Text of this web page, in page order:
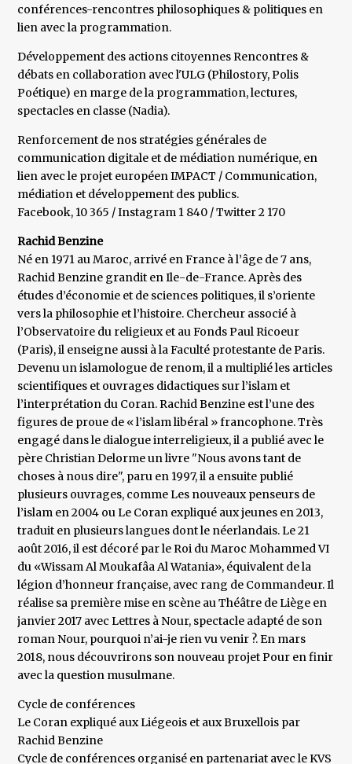
conférences-rencontres philosophiques & politiques en
lien avec la programmation.
Développement des actions citoyennes Rencontres &
débats en collaboration avec l'ULG (Philostory, Polis
Poétique) en marge de la programmation, lectures,
spectacles en classe (Nadia).
Renforcement de nos stratégies générales de
communication digitale et de médiation numérique, en
lien avec le projet européen IMPACT / Communication,
médiation et développement des publics.
Facebook, 10 365 / Instagram 1 840 / Twitter 2 170
Rachid Benzine
Né en 1971 au Maroc, arrivé en France à l’âge de 7 ans,
Rachid Benzine grandit en Ile-de-France. Après des
études d’économie et de sciences politiques, il s’oriente
vers la philosophie et l’histoire. Chercheur associé à
l’Observatoire du religieux et au Fonds Paul Ricoeur
(Paris), il enseigne aussi à la Faculté protestante de Paris.
Devenu un islamologue de renom, il a multiplié les articles
scientifiques et ouvrages didactiques sur l’islam et
l’interprétation du Coran. Rachid Benzine est l’une des
figures de proue de « l’islam libéral » francophone. Très
engagé dans le dialogue interreligieux, il a publié avec le
père Christian Delorme un livre "Nous avons tant de
choses à nous dire", paru en 1997, il a ensuite publié
plusieurs ouvrages, comme Les nouveaux penseurs de
l’islam en 2004 ou Le Coran expliqué aux jeunes en 2013,
traduit en plusieurs langues dont le néerlandais. Le 21
août 2016, il est décoré par le Roi du Maroc Mohammed VI
du «Wissam Al Moukafâa Al Watania», équivalent de la
légion d’honneur française, avec rang de Commandeur. Il
réalise sa première mise en scène au Théâtre de Liège en
janvier 2017 avec Lettres à Nour, spectacle adapté de son
roman Nour, pourquoi n’ai-je rien vu venir ?. En mars
2018, nous découvrirons son nouveau projet Pour en finir
avec la question musulmane.
Cycle de conférences
Le Coran expliqué aux Liégeois et aux Bruxellois par
Rachid Benzine
Cycle de conférences organisé en partenariat avec le KVS